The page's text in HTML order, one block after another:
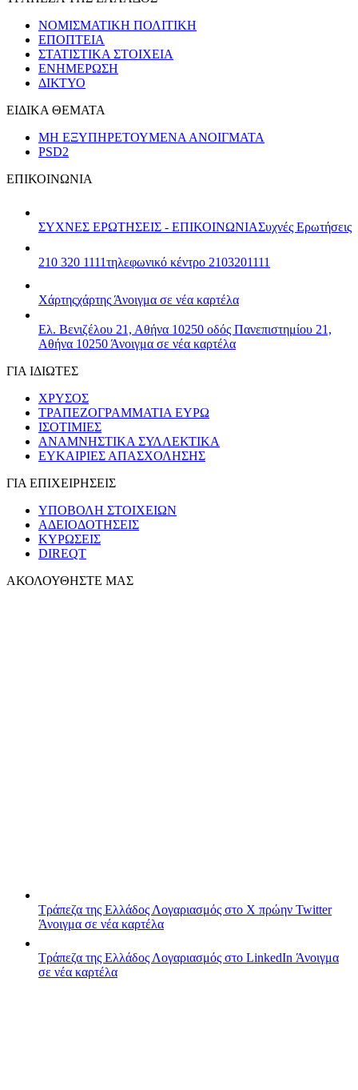
ΝΟΜΙΣΜΑΤΙΚΗ ΠΟΛΙΤΙΚΗ
ΕΠΟΠΤΕΙΑ
ΣΤΑΤΙΣΤΙΚΑ ΣΤΟΙΧΕΙΑ
ΕΝΗΜΕΡΩΣΗ
ΔΙΚΤΥΟ
ΕΙΔΙΚΑ ΘΕΜΑΤΑ
ΜΗ ΕΞΥΠΗΡΕΤΟΥΜΕΝΑ ΑΝΟΙΓΜΑΤΑ
PSD2
ΕΠΙΚΟΙΝΩΝΙΑ
ΣΥΧΝΕΣ ΕΡΩΤΗΣΕΙΣ - ΕΠΙΚΟΙΝΩΝΙΑΣυχνές Ερωτήσεις
210 320 1111τηλεφωνικό κέντρο 2103201111
Χάρτηςχάρτης Άνοιγμα σε νέα καρτέλα
Ελ. Βενιζέλου 21, Αθήνα 10250 οδός Πανεπιστημίου 21,
Αθήνα 10250 Άνοιγμα σε νέα καρτέλα
ΓΙΑ ΙΔΙΩΤΕΣ
ΧΡΥΣΟΣ
ΤΡΑΠΕΖΟΓΡΑΜΜΑΤΙΑ ΕΥΡΩ
ΙΣΟΤΙΜΙΕΣ
ΑΝΑΜΝΗΣΤΙΚΑ ΣΥΛΛΕΚΤΙΚΑ
ΕΥΚΑΙΡΙΕΣ ΑΠΑΣΧΟΛΗΣΗΣ
ΓΙΑ ΕΠΙΧΕΙΡΗΣΕΙΣ
ΥΠΟΒΟΛΗ ΣΤΟΙΧΕΙΩΝ
ΑΔΕΙΟΔΟΤΗΣΕΙΣ
ΚΥΡΩΣΕΙΣ
DIREQT
ΑΚΟΛΟΥΘΗΣΤΕ ΜΑΣ
Τράπεζα της Ελλάδος Λογαριασμός στο X πρώην Twitter
Άνοιγμα σε νέα καρτέλα
Τράπεζα της Ελλάδος Λογαριασμός στο LinkedIn Άνοιγμα
σε νέα καρτέλα